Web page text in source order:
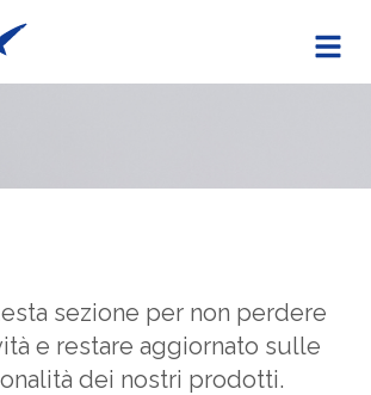
sezione per non perdere
e restare aggiornato sulle
dei nostri prodotti.